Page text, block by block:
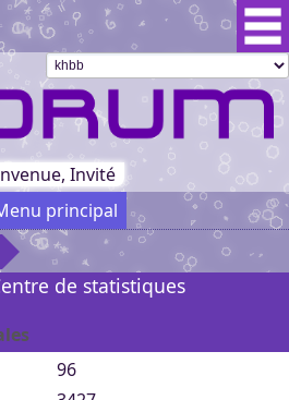
le forum
Invité
principal
de statistiques
96